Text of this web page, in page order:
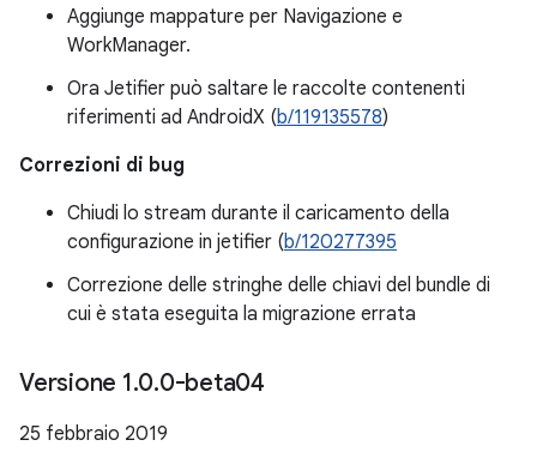
Aggiunge mappature per Navigazione e
WorkManager.
Ora Jetifier può saltare le raccolte contenenti
riferimenti ad AndroidX (b/119135578)
Correzioni di bug
Chiudi lo stream durante il caricamento della
configurazione in jetifier (b/120277395
Correzione delle stringhe delle chiavi del bundle di
cui è stata eseguita la migrazione errata
Versione 1.0.0-beta04
25 febbraio 2019